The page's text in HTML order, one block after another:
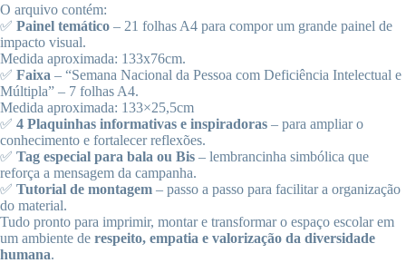
O arquivo contém:
✅ Painel temático – 21 folhas A4 para compor um grande painel de
impacto visual.
Medida aproximada: 133x76cm.
✅ Faixa – “Semana Nacional da Pessoa com Deficiência Intelectual e
Múltipla” – 7 folhas A4.
Medida aproximada: 133×25,5cm
✅ 4 Plaquinhas informativas e inspiradoras – para ampliar o
conhecimento e fortalecer reflexões.
✅ Tag especial para bala ou Bis – lembrancinha simbólica que
reforça a mensagem da campanha.
✅ Tutorial de montagem – passo a passo para facilitar a organização
do material.
Tudo pronto para imprimir, montar e transformar o espaço escolar em
um ambiente de respeito, empatia e valorização da diversidade
humana.